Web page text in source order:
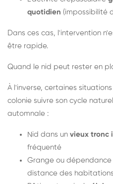
quotidien (impossibilité
Dans ces cas, l'intervention
être rapide.
Quand le nid peut rester en
À l'inverse, certaines
colonie suivre son cycle
automnale :
Nid dans un vieux tronc
fréquenté
Grange ou dépendance
distance des habitations